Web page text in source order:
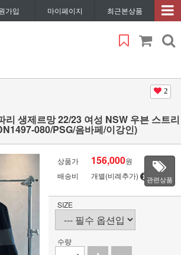
가입 마이페이지 최근본상품
2
리 생제르망 22/23 여성 NSW 우븐 스트리
080/PSG/음바페/이강인)
상품가 156,000원
배송비
개별(비례추가) 관련상품
SIZE
수량